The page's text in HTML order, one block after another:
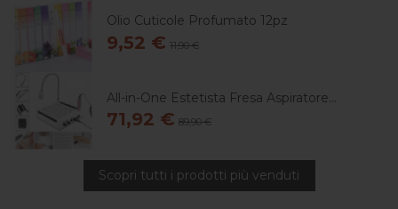
Olio Cuticole Profumato 12pz
9,52 € 11,90 €
All-in-One Estetista Fresa Aspiratore...
71,92 € 89,90 €
Scopri tutti i prodotti più venduti